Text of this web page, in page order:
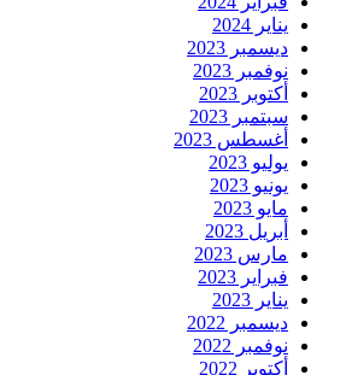
يناير 2024
ديسمبر 2023
نوفمبر 2023
أكتوبر 2023
سبتمبر 2023
أغسطس 2023
يوليو 2023
يونيو 2023
مايو 2023
أبريل 2023
مارس 2023
فبراير 2023
يناير 2023
ديسمبر 2022
نوفمبر 2022
أكتوبر 2022